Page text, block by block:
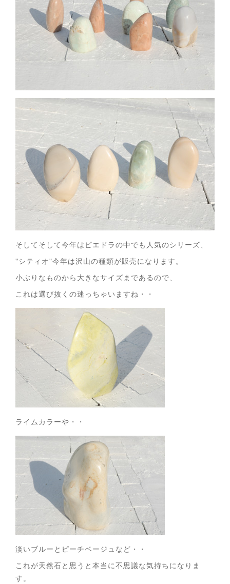
そしてそして今年はピエドラの中でも人気のシリーズ、
"シティオ"今年は沢山の種類が販売になります。
小ぶりなものから大きなサイズまであるので、
これは選び抜くの迷っちゃいますね・・
ライムカラーや・・
淡いブルーとピーチベージュなど・・
これが天然石と思うと本当に不思議な気持ちになりま
す。